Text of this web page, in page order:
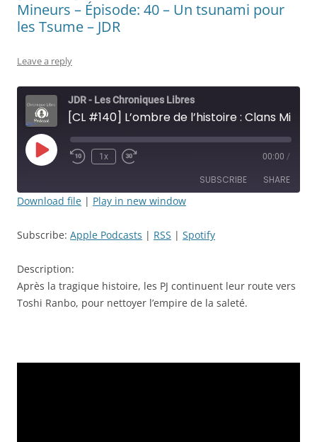
Mineurs – Épisode: 40 – Un tsunami pour
les Tsume – JDR
Leave a reply
JDR - Les Chroniques Libres
Play
Episode
Rewind
1x
Fast
seconds
00:00 /
SUBSCRIBE SHARE
RSS FEED
EMBED
Download file | Play in new window
Subscribe: Apple Podcasts | RSS | Spotify
Description:
Après la tragique histoire, les PJ continuent leur route vers
Toshi Ranbo, pour nettoyer l’empire de la saleté.